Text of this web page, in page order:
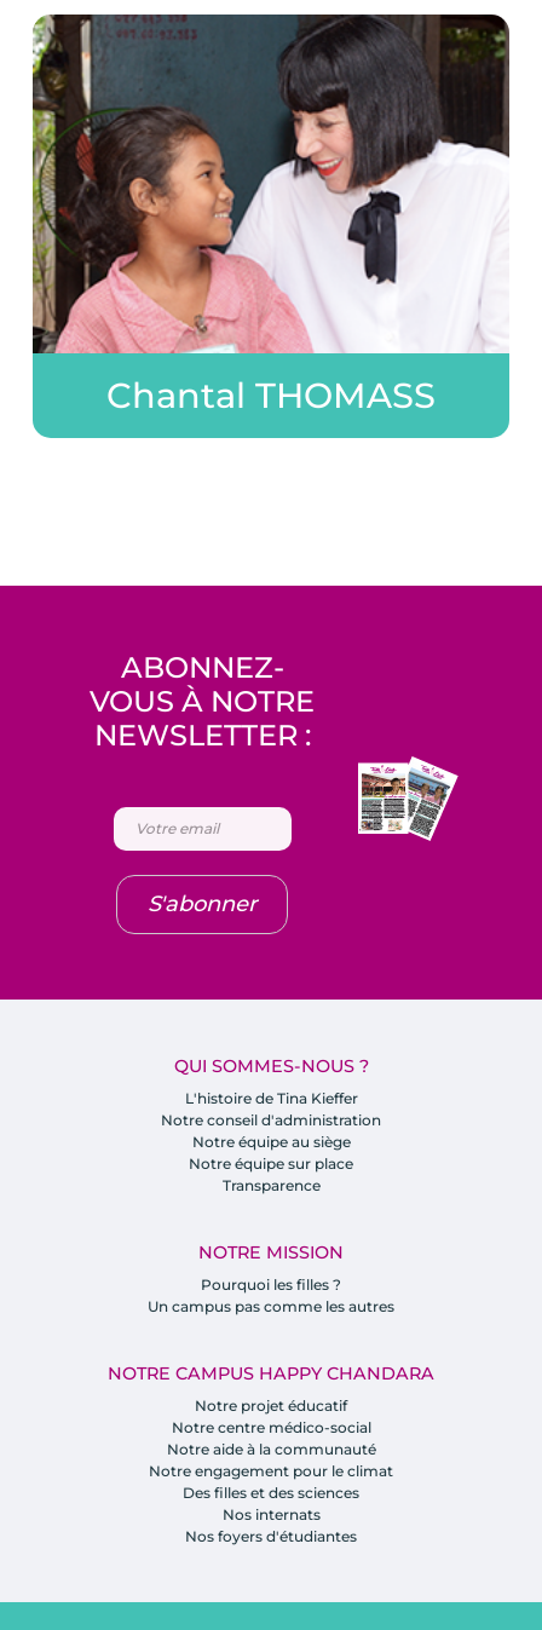
Chantal THOMASS
QUI SOMMES-NOUS ?
L'histoire de Tina Kieffer
Notre conseil d'administration
Notre équipe au siège
Notre équipe sur place
Transparence
NOTRE MISSION
Pourquoi les filles ?
Un campus pas comme les autres
NOTRE CAMPUS HAPPY CHANDARA
Notre projet éducatif
Notre centre médico-social
Notre aide à la communauté
Notre engagement pour le climat
Des filles et des sciences
Nos internats
Nos foyers d'étudiantes
ABONNEZ-
VOUS À NOTRE
NEWSLETTER :
S'abonner